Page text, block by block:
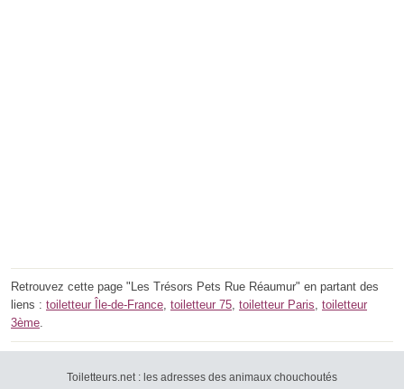
Retrouvez cette page "Les Trésors Pets Rue Réaumur" en partant des
liens : toiletteur Île-de-France toiletteur 75 toiletteur Paris toiletteur
3ème
Toiletteurs.net : les adresses des animaux chouchoutés